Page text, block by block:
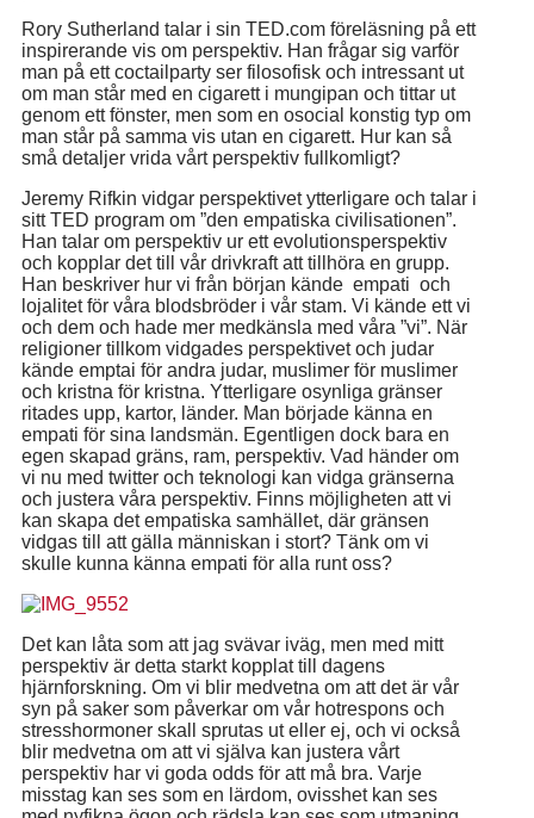
Rory Sutherland talar i sin TED.com föreläsning på ett
inspirerande vis om perspektiv. Han frågar sig varför
man på ett coctailparty ser filosofisk och intressant ut
om man står med en cigarett i mungipan och tittar ut
genom ett fönster, men som en osocial konstig typ om
man står på samma vis utan en cigarett. Hur kan så
små detaljer vrida vårt perspektiv fullkomligt?
Jeremy Rifkin vidgar perspektivet ytterligare och talar i
sitt TED program om ”den empatiska civilisationen”.
Han talar om perspektiv ur ett evolutionsperspektiv
och kopplar det till vår drivkraft att tillhöra en grupp.
Han beskriver hur vi från början kände empati och
lojalitet för våra blodsbröder i vår stam. Vi kände ett vi
och dem och hade mer medkänsla med våra ”vi”. När
religioner tillkom vidgades perspektivet och judar
kände emptai för andra judar, muslimer för muslimer
och kristna för kristna. Ytterligare osynliga gränser
ritades upp, kartor, länder. Man började känna en
empati för sina landsmän. Egentligen dock bara en
egen skapad gräns, ram, perspektiv. Vad händer om
vi nu med twitter och teknologi kan vidga gränserna
och justera våra perspektiv. Finns möjligheten att vi
kan skapa det empatiska samhället, där gränsen
vidgas till att gälla människan i stort? Tänk om vi
skulle kunna känna empati för alla runt oss?
Det kan låta som att jag svävar iväg, men med mitt
perspektiv är detta starkt kopplat till dagens
hjärnforskning. Om vi blir medvetna om att det är vår
syn på saker som påverkar om vår hotrespons och
stresshormoner skall sprutas ut eller ej, och vi också
blir medvetna om att vi själva kan justera vårt
perspektiv har vi goda odds för att må bra. Varje
misstag kan ses som en lärdom, ovisshet kan ses